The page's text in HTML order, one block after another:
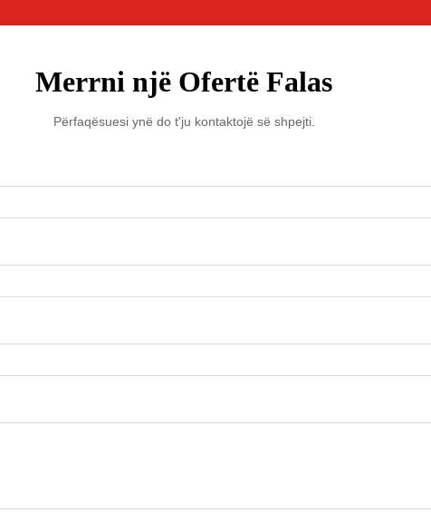
Merrni një Ofertë Falas
Përfaqësuesi ynë do t'ju kontaktojë së shpejti.